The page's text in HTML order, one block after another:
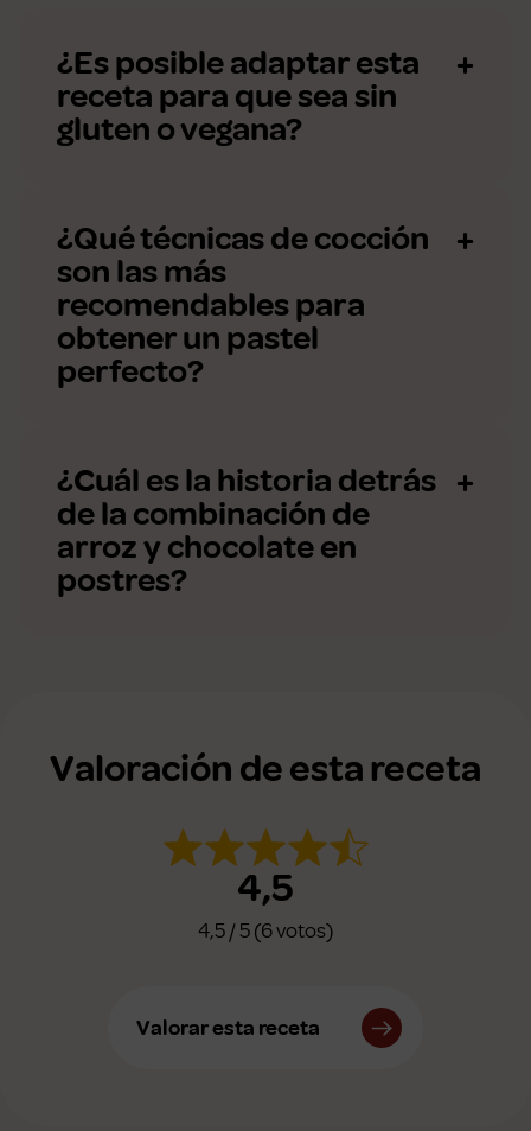
¿Es posible adaptar esta
receta para que sea sin
gluten o vegana?
¿Qué técnicas de cocción
son las más
recomendables para
obtener un pastel
perfecto?
¿Cuál es la historia detrás
de la combinación de
arroz y chocolate en
postres?
Valoración de esta receta
4,5
4,5 / 5 (6 votos)
Valorar esta receta